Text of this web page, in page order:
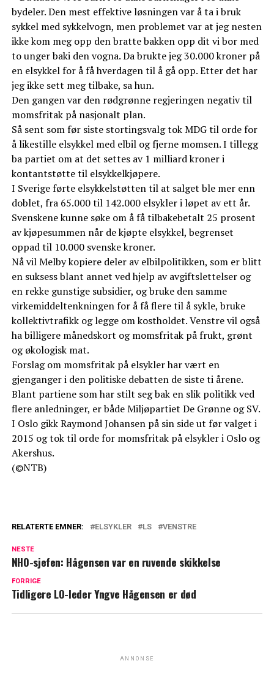
bydeler. Den mest effektive løsningen var å ta i bruk
sykkel med sykkelvogn, men problemet var at jeg nesten
ikke kom meg opp den bratte bakken opp dit vi bor med
to unger baki den vogna. Da brukte jeg 30.000 kroner på
en elsykkel for å få hverdagen til å gå opp. Etter det har
jeg ikke sett meg tilbake, sa hun.
Den gangen var den rødgrønne regjeringen negativ til
momsfritak på nasjonalt plan.
Så sent som før siste stortingsvalg tok MDG til orde for
å likestille elsykkel med elbil og fjerne momsen. I tillegg
ba partiet om at det settes av 1 milliard kroner i
kontantstøtte til elsykkelkjøpere.
I Sverige førte elsykkelstøtten til at salget ble mer enn
doblet, fra 65.000 til 142.000 elsykler i løpet av ett år.
Svenskene kunne søke om å få tilbakebetalt 25 prosent
av kjøpesummen når de kjøpte elsykkel, begrenset
oppad til 10.000 svenske kroner.
Nå vil Melby kopiere deler av elbilpolitikken, som er blitt
en suksess blant annet ved hjelp av avgiftslettelser og
en rekke gunstige subsidier, og bruke den samme
virkemiddeltenkningen for å få flere til å sykle, bruke
kollektivtrafikk og legge om kostholdet. Venstre vil også
ha billigere månedskort og momsfritak på frukt, grønt
og økologisk mat.
Forslag om momsfritak på elsykler har vært en
gjenganger i den politiske debatten de siste ti årene.
Blant partiene som har stilt seg bak en slik politikk ved
flere anledninger, er både Miljøpartiet De Grønne og SV.
I Oslo gikk Raymond Johansen på sin side ut før valget i
2015 og tok til orde for momsfritak på elsykler i Oslo og
Akershus.
(©NTB)
RELATERTE EMNER: ELSYKLER LS VENSTRE
NESTE
NHO-sjefen: Hågensen var en ruvende skikkelse
FORRIGE
Tidligere LO-leder Yngve Hågensen er død
ANNONSE